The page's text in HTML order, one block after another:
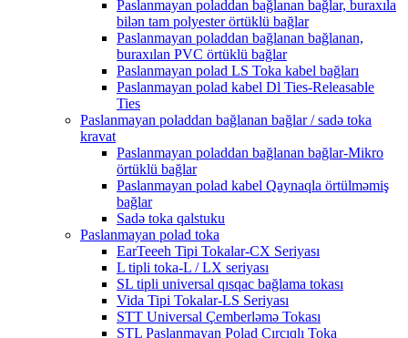
Paslanmayan poladdan bağlanan bağlar, buraxıla
bilən tam polyester örtüklü bağlar
Paslanmayan poladdan bağlanan bağlanan,
buraxılan PVC örtüklü bağlar
Paslanmayan polad LS Toka kabel bağları
Paslanmayan polad kabel Dl Ties-Releasable
Ties
Paslanmayan poladdan bağlanan bağlar / sadə toka
kravat
Paslanmayan poladdan bağlanan bağlar-Mikro
örtüklü bağlar
Paslanmayan polad kabel Qaynaqla örtülməmiş
bağlar
Sadə toka qalstuku
Paslanmayan polad toka
EarTeeeh Tipi Tokalar-CX Seriyası
L tipli toka-L / LX seriyası
SL tipli universal qısqac bağlama tokası
Vida Tipi Tokalar-LS Seriyası
STT Universal Çemberləmə Tokası
STL Paslanmayan Polad Cırcıqlı Toka